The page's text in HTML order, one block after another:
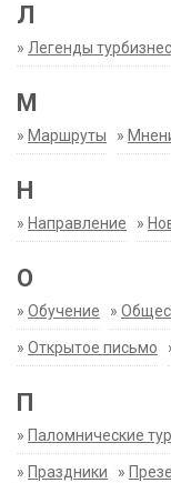
Л
» Легенды
М
» Маршруты »
Н
» Направление »
О
» Обучение »
» Открытое письмо
П
» Паломнические
» Праздники »